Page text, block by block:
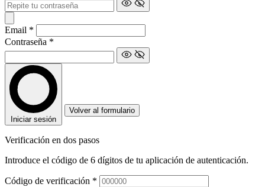
Email *
Contraseña *
Iniciar sesión
Volver al formulario
Verificación en dos pasos
Introduce el código de 6 dígitos de tu aplicación de autenticación.
Código de verificación *